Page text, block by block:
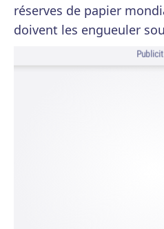
réserves de papier
doivent les engueuler